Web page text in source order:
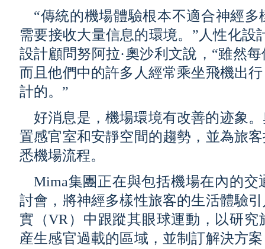
“傳統的機場體驗根本不適合神經
需要接收大量信息的環境。”人性化設
設計顧問努阿拉·奧沙利文說，“雖然
而且他們中的許多人經常乘坐飛機出
計的。”
好消息是，機場環境有改善的迹象
置感官室和安靜空間的趨勢，並為旅
悉機場流程。
Mima集團正在與包括機場在內的
討會，將神經多樣性旅客的生活體驗
實（VR）中跟蹤其眼球運動，以研
産生感官過載的區域，並制訂解決方